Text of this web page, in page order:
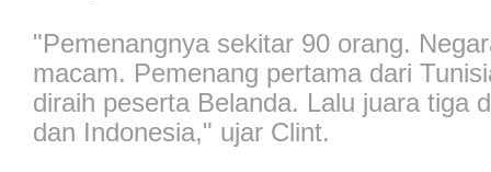
"Pemenangnya sekitar 90 orang.
macam. Pemenang pertama dari
diraih peserta Belanda. Lalu juara tiga
dan Indonesia," ujar Clint.